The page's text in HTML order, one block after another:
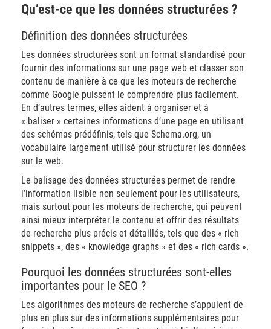
Qu’est-ce que les données structurées ?
Définition des données structurées
Les données structurées sont un format standardisé pour
fournir des informations sur une page web et classer son
contenu de manière à ce que les moteurs de recherche
comme Google puissent le comprendre plus facilement.
En d’autres termes, elles aident à organiser et à
« baliser » certaines informations d’une page en utilisant
des schémas prédéfinis, tels que Schema.org, un
vocabulaire largement utilisé pour structurer les données
sur le web.
Le balisage des données structurées permet de rendre
l’information lisible non seulement pour les utilisateurs,
mais surtout pour les moteurs de recherche, qui peuvent
ainsi mieux interpréter le contenu et offrir des résultats
de recherche plus précis et détaillés, tels que des « rich
snippets », des « knowledge graphs » et des « rich cards ».
Pourquoi les données structurées sont-elles
importantes pour le SEO ?
Les algorithmes des moteurs de recherche s’appuient de
plus en plus sur des informations supplémentaires pour